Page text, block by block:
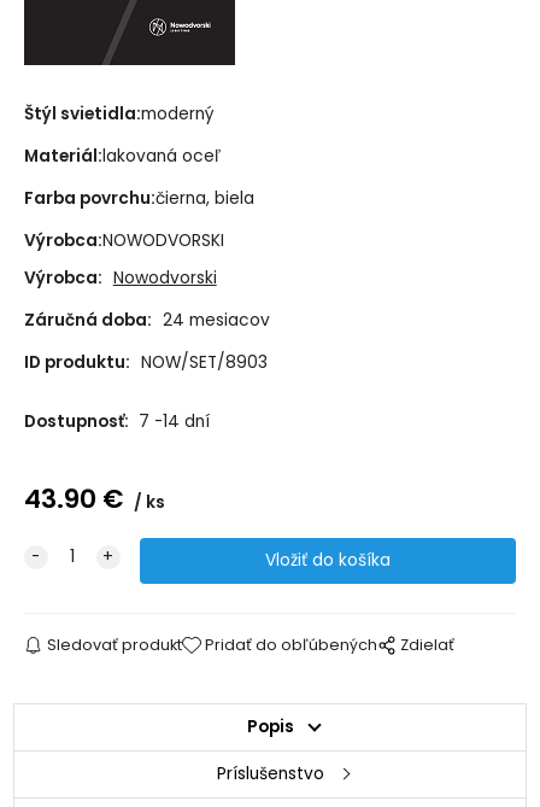
Štýl svietidla:moderný
Materiál:lakovaná oceľ
Farba povrchu:čierna, biela
Výrobca:NOWODVORSKI
Výrobca: Nowodvorski
Záručná doba: 24 mesiacov
ID produktu: NOW/SET/8903
Dostupnosť: 7 -14 dní
43.90 € ks
Sledovať produkt Pridať do obľúbených Zdielať
Popis
Príslušenstvo